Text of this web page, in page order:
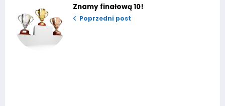
Znamy finałową 10!
Poprzedni post